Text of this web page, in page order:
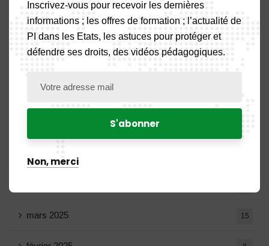
septembre 2025
juillet 2025
mars 2025 15
Inscrivez-vous pour recevoir les dernières
informations ; les offres de formation ; l’actualité de
PI dans les Etats, les astuces pour protéger et
défendre ses droits, des vidéos pédagogiques.
Non, merci